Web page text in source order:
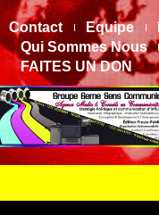
Contact Equipe
Qui Sommes Nous
FAITES UN DON